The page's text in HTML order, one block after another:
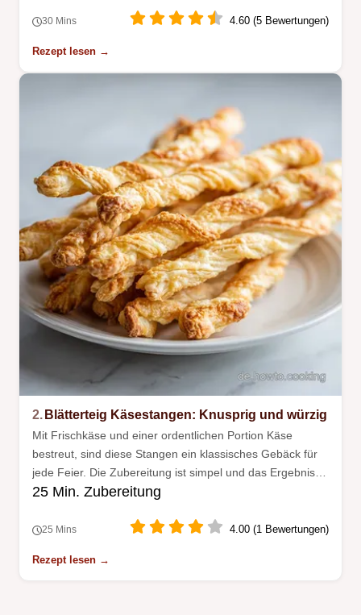
30 Mins 4.60 (5 Bewertungen)
Rezept lesen →
2. Blätterteig Käsestangen: Knusprig und würzig
Mit Frischkäse und einer ordentlichen Portion Käse
bestreut, sind diese Stangen ein klassisches Gebäck für
jede Feier. Die Zubereitung ist simpel und das Ergebnis
überzeugt durch feine Röstaromen.
25 Min. Zubereitung
25 Mins 4.00 (1 Bewertungen)
Rezept lesen →